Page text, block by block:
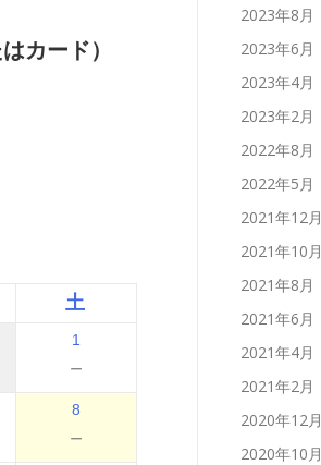
カード）
土
1
－
8
－
2023年8月
2023年6月
2023年4月
2023年2月
2022年8月
2022年5月
2021年12月
2021年10月
2021年8月
2021年6月
2021年4月
2021年2月
2020年12月
2020年10月